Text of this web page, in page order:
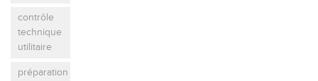
contrôle
technique
utilitaire
préparation